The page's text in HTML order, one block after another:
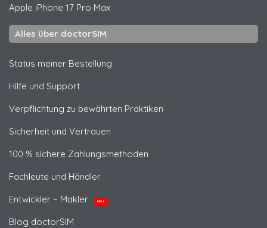
Apple iPhone 17 Pro Max
Alles über doctorSIM
Status meiner Bestellung
Hilfe und Support
Verpflichtung zu bewährten Praktiken
Sicherheit und Vertrauen
100 % sichere Zahlungsmethoden
Fachleute und Händler
Entwickler – Makler
NEU
Blog doctorSIM